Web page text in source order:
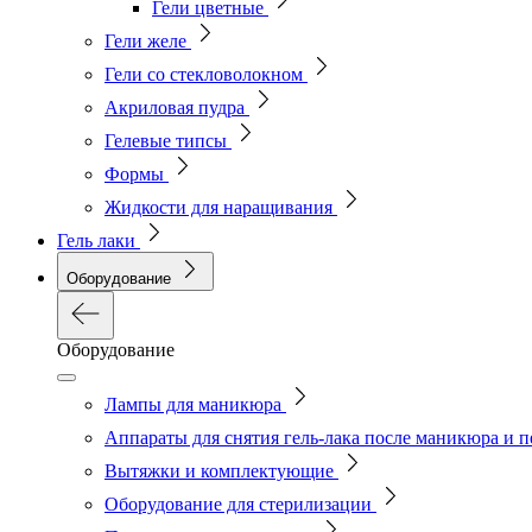
Гели цветные
Гели желе
Гели со стекловолокном
Акриловая пудра
Гелевые типсы
Формы
Жидкости для наращивания
Гель лаки
Оборудование
Оборудование
Лампы для маникюра
Аппараты для снятия гель-лака после маникюра и
Вытяжки и комплектующие
Оборудование для стерилизации